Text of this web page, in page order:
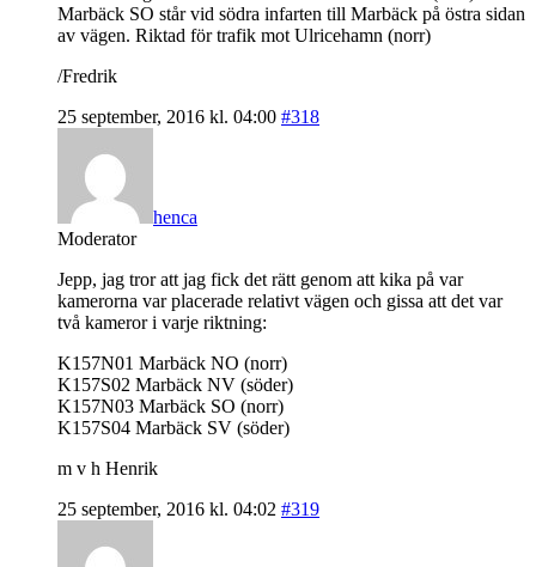
Marbäck SO står vid södra infarten till Marbäck på östra sidan
av vägen. Riktad för trafik mot Ulricehamn (norr)
/Fredrik
25 september, 2016 kl. 04:00 #318
henca
Moderator
Jepp, jag tror att jag fick det rätt genom att kika på var
kamerorna var placerade relativt vägen och gissa att det var
två kameror i varje riktning:
K157N01 Marbäck NO (norr)
K157S02 Marbäck NV (söder)
K157N03 Marbäck SO (norr)
K157S04 Marbäck SV (söder)
m v h Henrik
25 september, 2016 kl. 04:02 #319